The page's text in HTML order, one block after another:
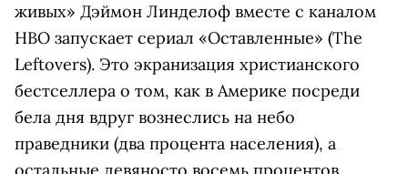
живых» Дэймон Линделоф вместе с каналом
HBO запускает сериал «Оставленные» (The
Leftovers). Это экранизация христианского
бестселлера о том, как в Америке посреди
бела дня вдруг вознеслись на небо
праведники (два процента населения), а